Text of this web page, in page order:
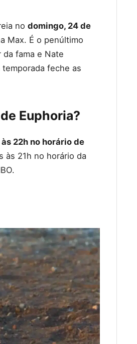
no domingo, 24 de
Max. É o penúltimo
fama e Nate
feche as
Euphoria?
22h no horário de
às 21h no horário da